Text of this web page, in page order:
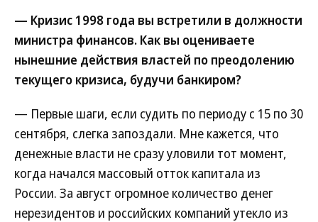
— Кризис 1998 года вы встретили в должности
министра финансов. Как вы оцениваете
нынешние действия властей по преодолению
текущего кризиса, будучи банкиром?
— Первые шаги, если судить по периоду с 15 по 30
сентября, слегка запоздали. Мне кажется, что
денежные власти не сразу уловили тот момент,
когда начался массовый отток капитала из
России. За август огромное количество денег
нерезидентов и российских компаний утекло из